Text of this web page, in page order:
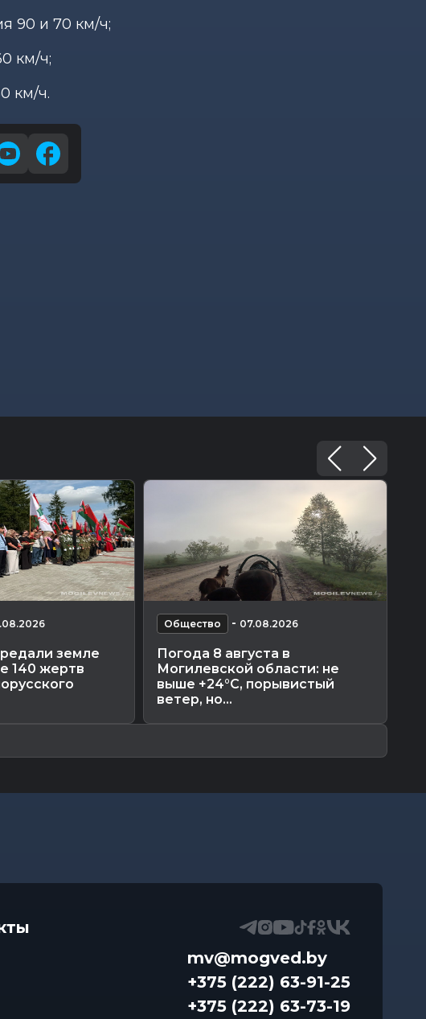
90 и 70 км/ч;
км/ч;
км/ч.
земле
140 жертв
Общество - 07.08.2026
Погода 8 августа в
Могилевской области: не
выше +24°С, порывистый
ветер, но...
mv@mogved.by
+375 (222) 63-91-25
+375 (222) 63-73-19